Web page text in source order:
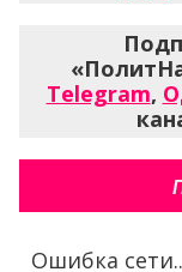
Telegram,
Ошибка